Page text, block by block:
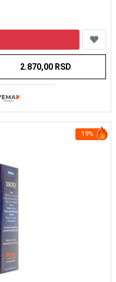
2.870,00 RSD
19%